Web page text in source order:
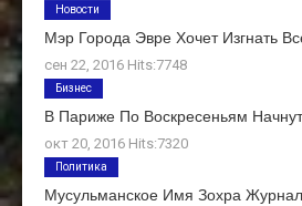
Мэр Города Эвре Хочет Изгнать
сен 22, 2016 Hits:7748
Новости
В Париже По Воскресеньям
окт 20, 2016 Hits:7320
Бизнес
Мусульманское Имя Зохра
Политика